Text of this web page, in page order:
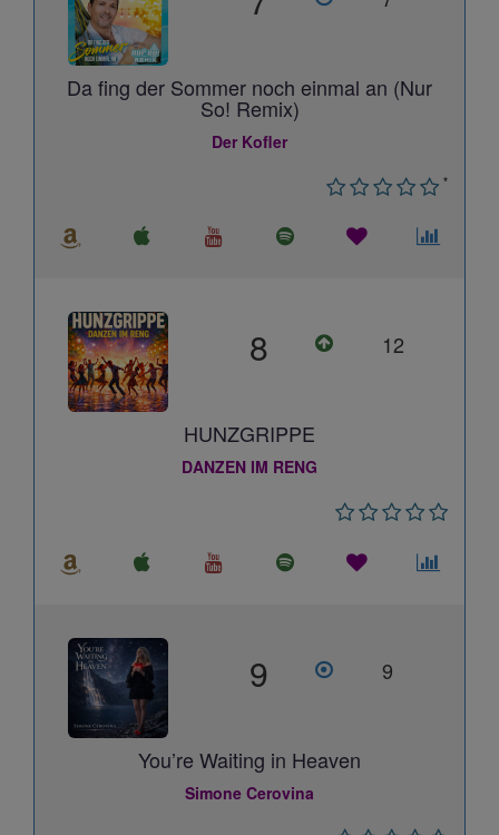
Da fing der Sommer noch einmal an (Nur
So! Remix)
Der Kofler
*
8 12
HUNZGRIPPE
DANZEN IM RENG
9 9
You’re Waiting in Heaven
Simone Cerovina